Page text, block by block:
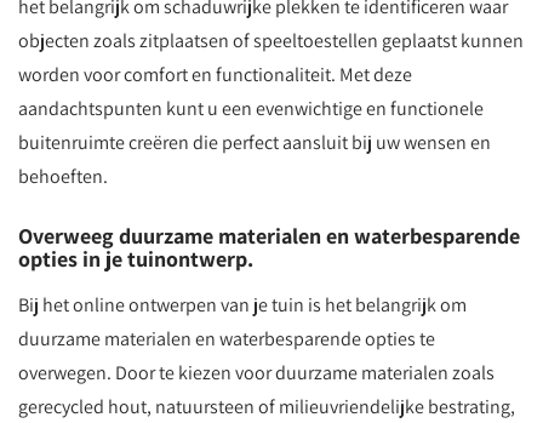
het belangrijk om schaduwrijke plekken te identificeren waar
objecten zoals zitplaatsen of speeltoestellen geplaatst kunnen
worden voor comfort en functionaliteit. Met deze
aandachtspunten kunt u een evenwichtige en functionele
buitenruimte creëren die perfect aansluit bij uw wensen en
behoeften.
Overweeg duurzame materialen en waterbesparende
opties in je tuinontwerp.
Bij het online ontwerpen van je tuin is het belangrijk om
duurzame materialen en waterbesparende opties te
overwegen. Door te kiezen voor duurzame materialen zoals
gerecycled hout, natuursteen of milieuvriendelijke bestrating,